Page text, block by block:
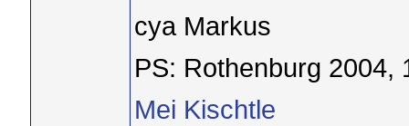
cya Markus
PS: Rothenburg 2004,
Mei Kischtle